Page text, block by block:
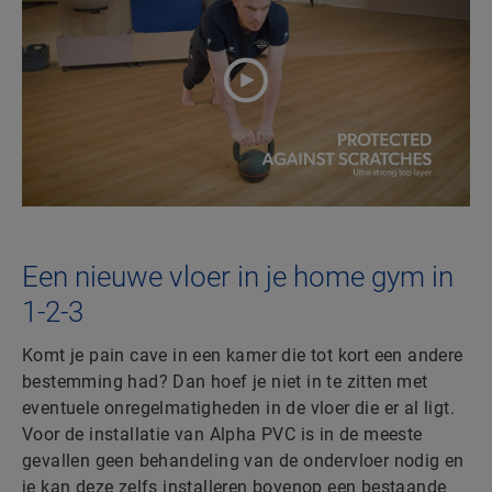
Een nieuwe vloer in je home gym in
1-2-3
Komt je pain cave in een kamer die tot kort een andere
bestemming had? Dan hoef je niet in te zitten met
eventuele onregelmatigheden in de vloer die er al ligt.
Voor de installatie van Alpha PVC is in de meeste
gevallen geen behandeling van de ondervloer nodig en
je kan deze zelfs installeren bovenop een bestaande